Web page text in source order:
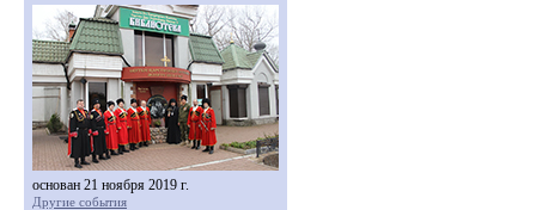
основан 21 ноября 2019 г.
Другие события